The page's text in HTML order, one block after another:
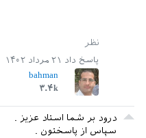
پاسخ داد ۲۱ مرداد ۱۴۰۲
bahman
۳.۴k
درود بر شما استاد عزیز .
سپاس از پاسختون .